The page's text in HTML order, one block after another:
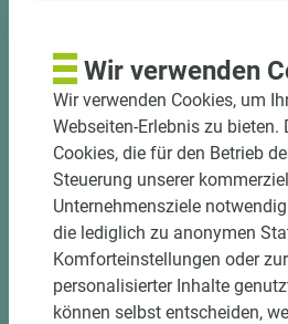
und winkelgenau
Hohe und präzise Leistung
halbautomatische
Einzelteiletikettierung auf
Materialschonende und
Verpackung der Fixmaße
Jetzt Zuschnitt
Wir verwenden
Wir verwenden Cookies, um
Webseiten-Erlebnis zu bieten.
Cookies, die für den Betrieb
Steuerung unserer
Unternehmensziele
die lediglich zu anonymen
Komforteinstellungen oder
personalisierter Inhalte
können selbst entscheiden,